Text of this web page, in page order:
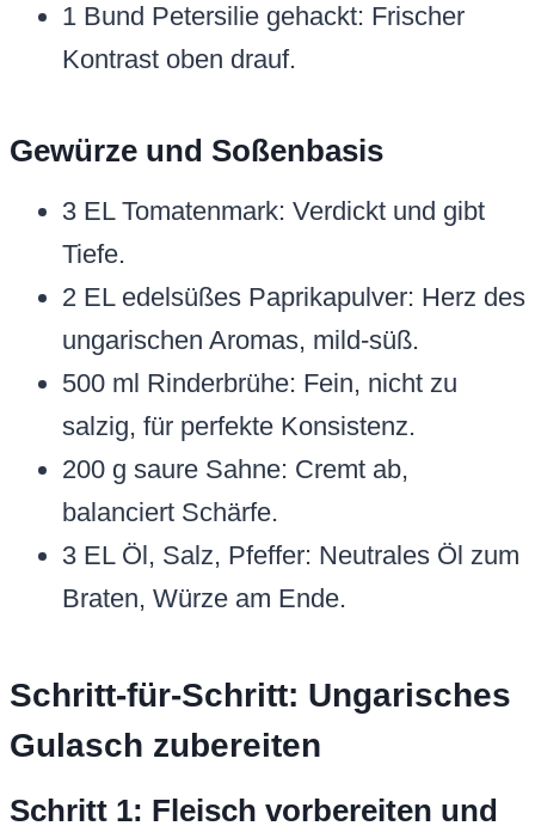
1 Bund Petersilie gehackt: Frischer
Kontrast oben drauf.
Gewürze und Soßenbasis
3 EL Tomatenmark: Verdickt und gibt
Tiefe.
2 EL edelsüßes Paprikapulver: Herz des
ungarischen Aromas, mild-süß.
500 ml Rinderbrühe: Fein, nicht zu
salzig, für perfekte Konsistenz.
200 g saure Sahne: Cremt ab,
balanciert Schärfe.
3 EL Öl, Salz, Pfeffer: Neutrales Öl zum
Braten, Würze am Ende.
Schritt-für-Schritt: Ungarisches
Gulasch zubereiten
Schritt 1: Fleisch vorbereiten und